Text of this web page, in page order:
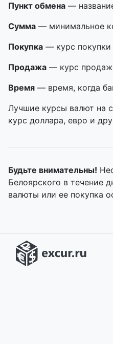
Пункт обмена —
Сумма — минимальное
Покупка — курс
Продажа — курс
Время — время, когда
Лучшие курсы валют на
курс доллара, евро и
Будьте внимательны!
Белоярского в течение
валюты или ее покупка